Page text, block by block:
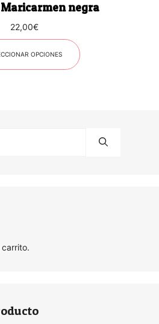
negra
22,00€
OPCIONES